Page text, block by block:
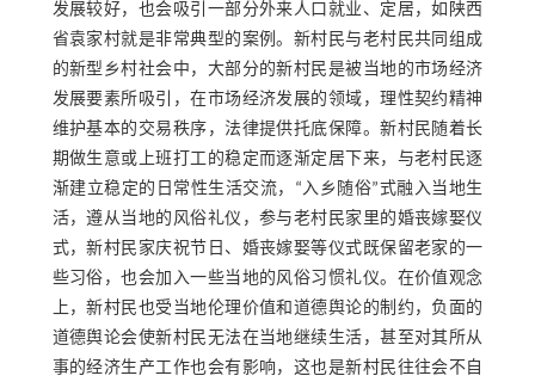
发展较好，也会吸引一部分外来人口就业、定居，如陕西
省袁家村就是非常典型的案例。新村民与老村民共同组成
的新型乡村社会中，大部分的新村民是被当地的市场经济
发展要素所吸引，在市场经济发展的领域，理性契约精神
维护基本的交易秩序，法律提供托底保障。新村民随着长
期做生意或上班打工的稳定而逐渐定居下来，与老村民逐
渐建立稳定的日常性生活交流，“入乡随俗”式融入当地生
活，遵从当地的风俗礼仪，参与老村民家里的婚丧嫁娶仪
式，新村民家庆祝节日、婚丧嫁娶等仪式既保留老家的一
些习俗，也会加入一些当地的风俗习惯礼仪。在价值观念
上，新村民也受当地伦理价值和道德舆论的制约，负面的
道德舆论会使新村民无法在当地继续生活，甚至对其所从
事的经济生产工作也会有影响，这也是新村民往往会不自